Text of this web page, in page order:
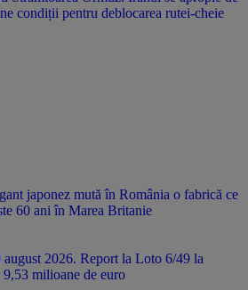
condiții pentru deblocarea rutei-cheie
japonez mută în România o fabrică ce
60 ani în Marea Britanie
2026. Report la Loto 6/49 la
9,53 milioane de euro